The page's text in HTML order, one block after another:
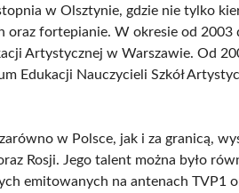
w Olsztynie, gdzie nie tylko
oraz fortepianie. W okresie od 2003
Artystycznej w Warszawie. Od
Edukacji Nauczycieli Szkół
w Polsce, jak i za granicą,
Rosji. Jego talent można było
emitowanych na antenach TVP1